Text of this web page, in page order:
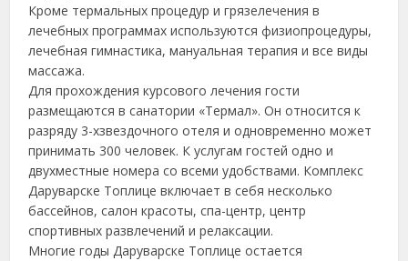
Кроме термальных процедур и грязелечения в
лечебных программах используются физиопроцедуры,
лечебная гимнастика, мануальная терапия и все виды
массажа.
Для прохождения курсового лечения гости
размещаются в санатории «Термал». Он относится к
разряду 3-хзвездочного отеля и одновременно может
принимать 300 человек. К услугам гостей одно и
двухместные номера со всеми удобствами. Комплекс
Даруварске Топлице включает в себя несколько
бассейнов, салон красоты, спа-центр, центр
спортивных развлечений и релаксации.
Многие годы Даруварске Топлице остается